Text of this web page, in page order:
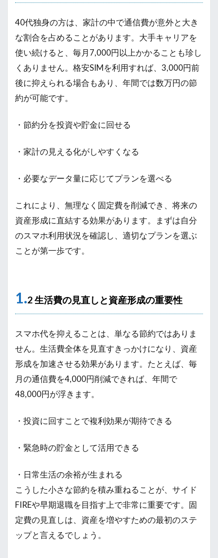
40代独身の方は、家計の中で通信費が意外と大き
な割合を占めることがあります。大手キャリアを
使い続けると、毎月7,000円以上かかることも珍し
くありません。格安SIMを利用すれば、3,000円前
後に抑えられる場合もあり、年間では数万円の節
約が可能です。
・節約分を投資や貯金に回せる
・家計の見える化がしやすくなる
・必要なデータ量に応じてプランを選べる
これにより、無理なく固定費を削減でき、将来の
資産形成に直結する効果があります。まずは自分
のスマホ利用状況を確認し、適切なプランを選ぶ
ことが第一歩です。
1.2 生活費の見直しと資産形成の重要性
スマホ代を抑えることは、単なる節約ではありま
せん。生活費全体を見直すきっかけになり、資産
形成を加速させる効果があります。たとえば、毎
月の通信費を4,000円削減できれば、年間で
48,000円が浮きます。
・投資に回すことで複利効果が期待できる
・緊急時の貯金として活用できる
・日常生活の余裕が生まれる
こうした小さな節約を積み重ねることが、サイド
FIREや早期退職を目指す上で非常に重要です。固
定費の見直しは、資産を増やすための最初のステ
ップと言えるでしょう。